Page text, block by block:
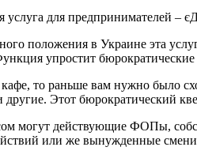
услуга для предпринимателей
положения в Украине эта
упростит
то раньше вам нужно было
Этот бюрократический
могут действующие ФОПы,
или же вынужденные